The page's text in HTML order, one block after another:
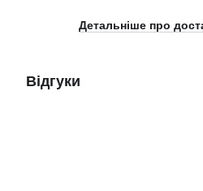
Детальніше про
Відгуки